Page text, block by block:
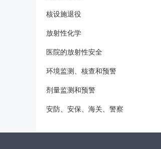
核设施退役
放射性化学
医院的放射性安全
环境监测、核查和预警
剂量监测和预警
安防、安保、海关、警察